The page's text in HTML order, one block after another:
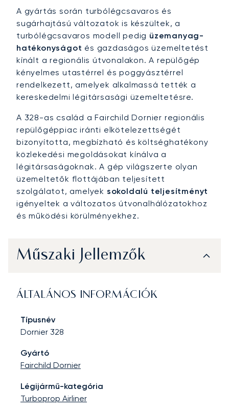
A gyártás során turbólégcsavaros és
sugárhajtású változatok is készültek, a
turbólégcsavaros modell pedig üzemanyag-
hatékonyságot és gazdaságos üzemeltetést
kínált a regionális útvonalakon. A repülőgép
kényelmes utastérrel és poggyásztérrel
rendelkezett, amelyek alkalmassá tették a
kereskedelmi légitársasági üzemeltetésre.
A 328-as család a Fairchild Dornier regionális
repülőgéppiac iránti elkötelezettségét
bizonyította, megbízható és költséghatékony
közlekedési megoldásokat kínálva a
légitársaságoknak. A gép világszerte olyan
üzemeltetők flottájában teljesített
szolgálatot, amelyek sokoldalú teljesítményt
igényeltek a változatos útvonalhálózatokhoz
és működési körülményekhez.
Műszaki Jellemzők
ÁLTALÁNOS INFORMÁCIÓK
Típusnév
Dornier 328
Gyártó
Fairchild Dornier
Légijármű-kategória
Turboprop Airliner